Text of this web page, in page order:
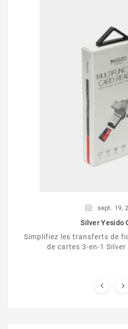
sept. 19,
Silver Yesido
Simplifiez les transferts de
de cartes 3-en-1 Silver
 